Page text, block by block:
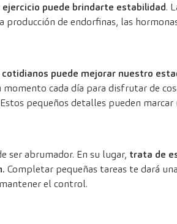
puede brindarte estabilidad.
de endorfinas, las
puede mejorar nuestro
cada día para disfrutar de
pequeños detalles pueden marcar
ser abrumador. En su lugar, trata de
Completar pequeñas tareas te dará
el control.